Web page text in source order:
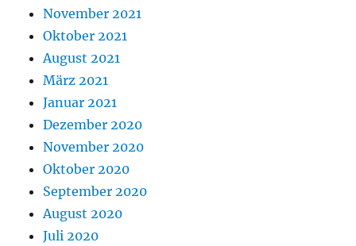
November 2021
Oktober 2021
August 2021
März 2021
Januar 2021
Dezember 2020
November 2020
Oktober 2020
September 2020
August 2020
Juli 2020